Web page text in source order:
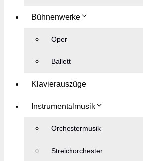
Bühnenwerke
Oper
Ballett
Klavierauszüge
Instrumentalmusik
Orchestermusik
Streichorchester